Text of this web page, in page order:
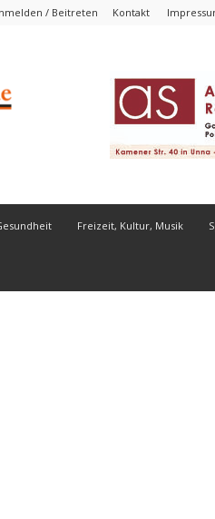
/ Beitreten Kontakt
Freizeit, Kultur, Musik